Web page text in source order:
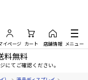
イページ カート 店舗情報 メニュー
料無料
にてご確認ください。